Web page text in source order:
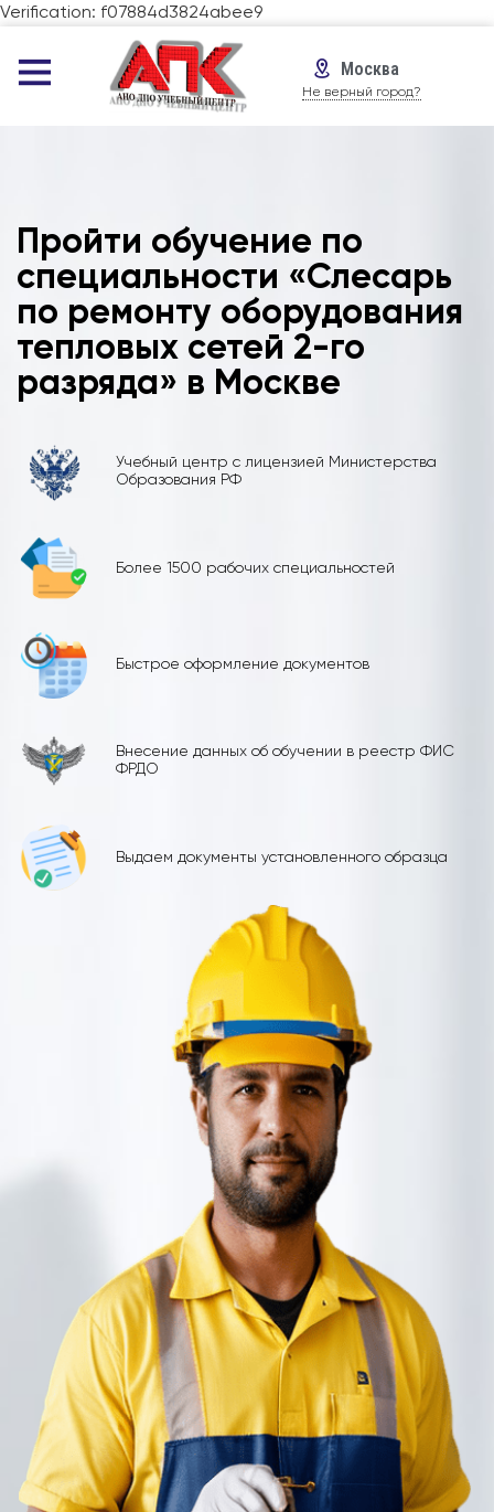
Verification: f07884d3824abee9
Москва
Не верный город?
Пройти обучение по
специальности «Слесарь
по ремонту оборудования
тепловых сетей 2-го
разряда» в Москве
Учебный центр с лицензией Министерства
Образования РФ
Более 1500 рабочих специальностей
Быстрое оформление документов
Внесение данных об обучении в реестр ФИС
ФРДО
Выдаем документы установленного образца